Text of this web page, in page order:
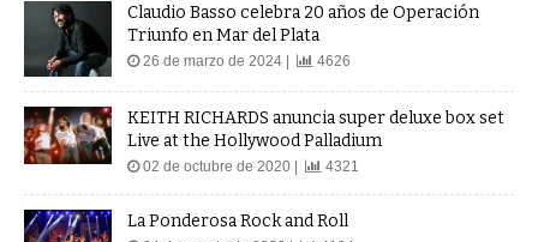
Claudio Basso celebra 20 años de Operación
Triunfo en Mar del Plata
26 de marzo de 2024 | 4626
KEITH RICHARDS anuncia super deluxe box set
Live at the Hollywood Palladium
02 de octubre de 2020 | 4321
La Ponderosa Rock and Roll